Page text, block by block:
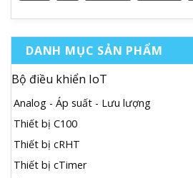
DANH MỤC SẢN PHẨM
Bộ điều khiển IoT
Analog - Áp suất - Lưu lượng
Thiết bị C100
Thiết bị cRHT
Thiết bị cTimer